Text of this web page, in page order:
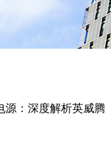
源：深度解析英威腾